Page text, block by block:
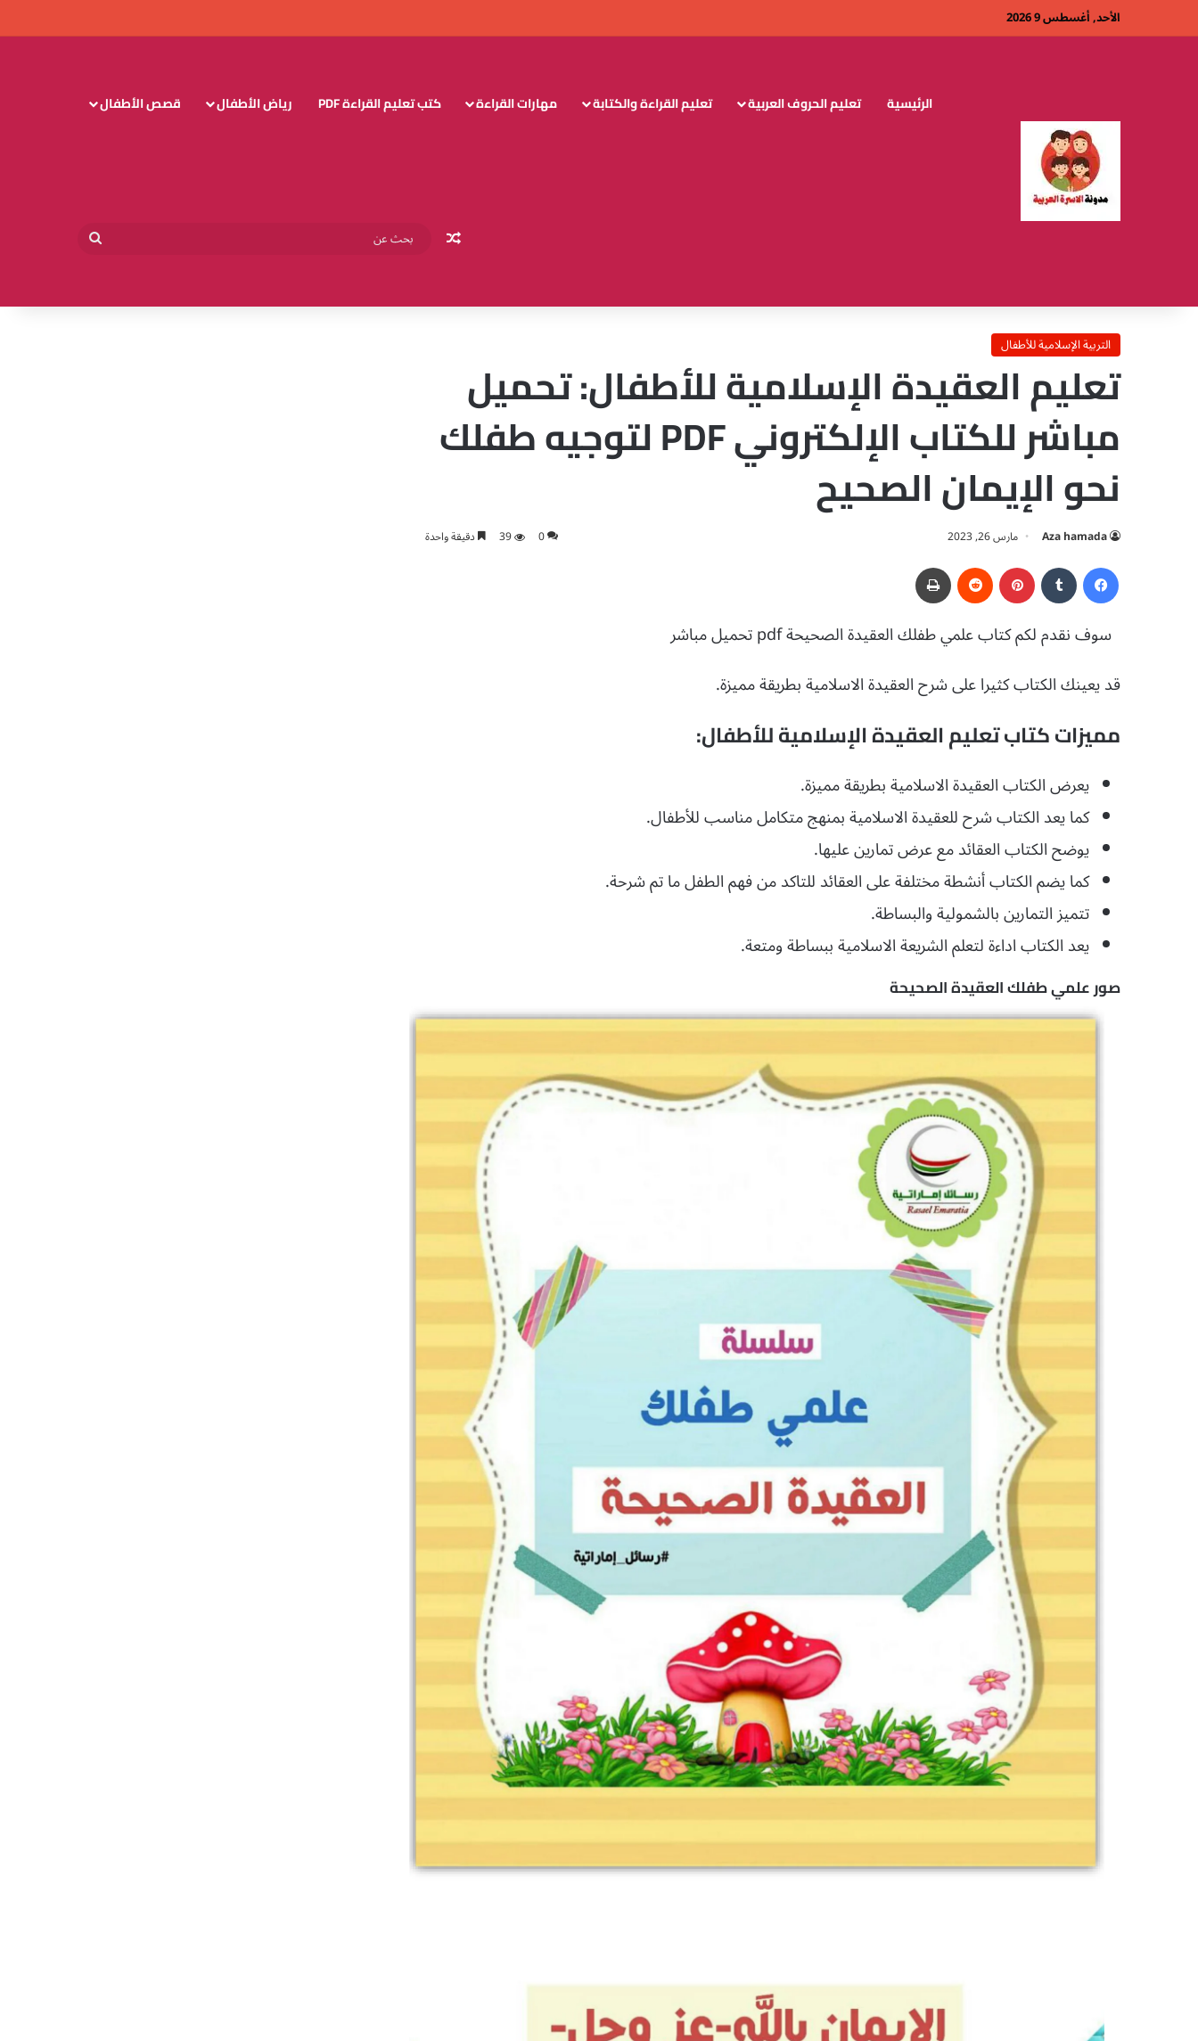
الأحد, أغسطس 9 2026
الرئيسية تعليم الحروف العربية تعليم القراءة والكتابة مهارات القراءة كتب تعليم القراءة PDF رياض الأطفال قصص الأطفال
مقال عشوائي
التربية الإسلامية للأطفال
تعليم العقيدة الإسلامية للأطفال: تحميل
مباشر للكتاب الإلكتروني PDF لتوجيه طفلك
نحو الإيمان الصحيح
Aza hamada مارس 26, 2023 0
39 دقيقة واحدة
بينتيريست
سوف نقدم لكم كتاب علمي طفلك العقيدة الصحيحة pdf تحميل مباشر
قد يعينك الكتاب كثيرا على شرح العقيدة الاسلامية بطريقة مميزة.
مميزات كتاب تعليم العقيدة الإسلامية للأطفال:
يعرض الكتاب العقيدة الاسلامية بطريقة مميزة.
كما يعد الكتاب شرح للعقيدة الاسلامية بمنهج متكامل مناسب للأطفال.
يوضح الكتاب العقائد مع عرض تمارين عليها.
كما يضم الكتاب أنشطة مختلفة على العقائد للتاكد من فهم الطفل ما تم شرحة.
تتميز التمارين بالشمولية والبساطة.
يعد الكتاب اداءة لتعلم الشريعة الاسلامية ببساطة ومتعة.
صور علمي طفلك العقيدة الصحيحة